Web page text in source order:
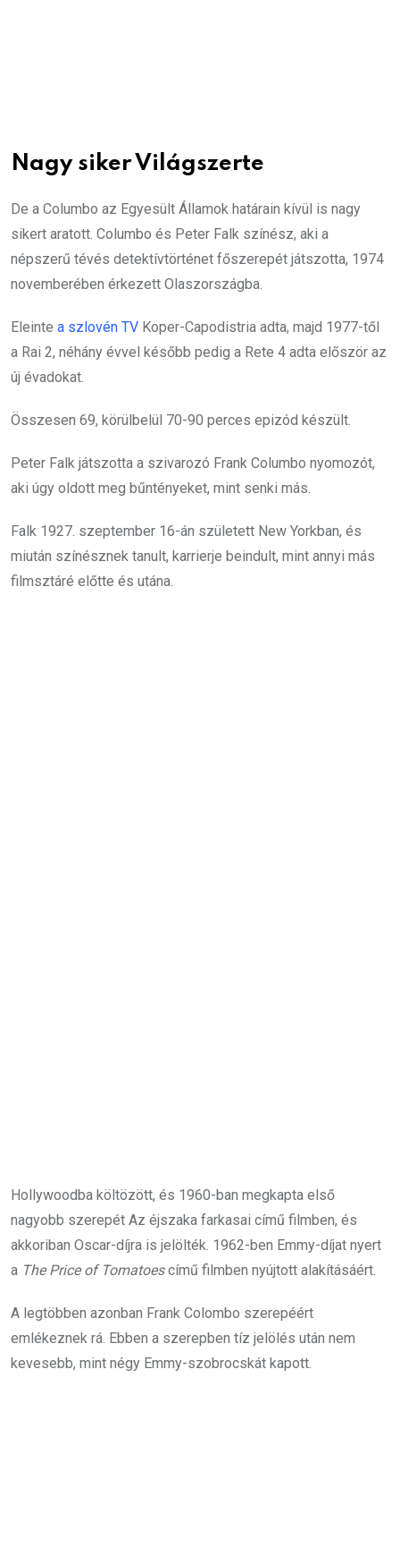
Nagy siker Világszerte
De a Columbo az Egyesült Államok határain kívül is nagy
sikert aratott. Columbo és Peter Falk színész, aki a
népszerű tévés detektívtörténet főszerepét játszotta, 1974
novemberében érkezett Olaszországba.
Eleinte a szlovén TV Koper-Capodistria adta, majd 1977-től
a Rai 2, néhány évvel később pedig a Rete 4 adta először az
új évadokat.
Összesen 69, körülbelül 70-90 perces epizód készült.
Peter Falk játszotta a szivarozó Frank Columbo nyomozót,
aki úgy oldott meg bűntényeket, mint senki más.
Falk 1927. szeptember 16-án született New Yorkban, és
miután színésznek tanult, karrierje beindult, mint annyi más
filmsztáré előtte és utána.
Hollywoodba költözött, és 1960-ban megkapta első
nagyobb szerepét Az éjszaka farkasai című filmben, és
akkoriban Oscar-díjra is jelölték. 1962-ben Emmy-díjat nyert
a The Price of Tomatoescímű filmben nyújtott alakításáért.
A legtöbben azonban Frank Colombo szerepéért
emlékeznek rá. Ebben a szerepben tíz jelölés után nem
kevesebb, mint négy Emmy-szobrocskát kapott.